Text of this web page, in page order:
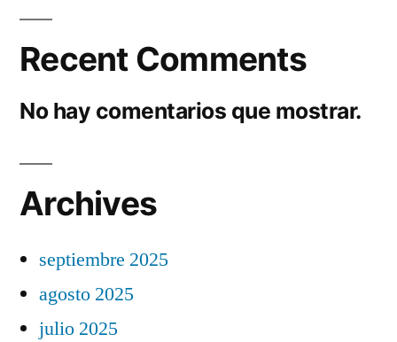
Recent Comments
No hay comentarios que mostrar.
Archives
septiembre 2025
agosto 2025
julio 2025